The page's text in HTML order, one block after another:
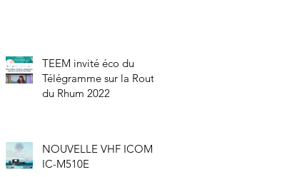
TEEM invité éco du
Télégramme sur la Route
du Rhum 2022
NOUVELLE VHF ICOM
IC-M510E